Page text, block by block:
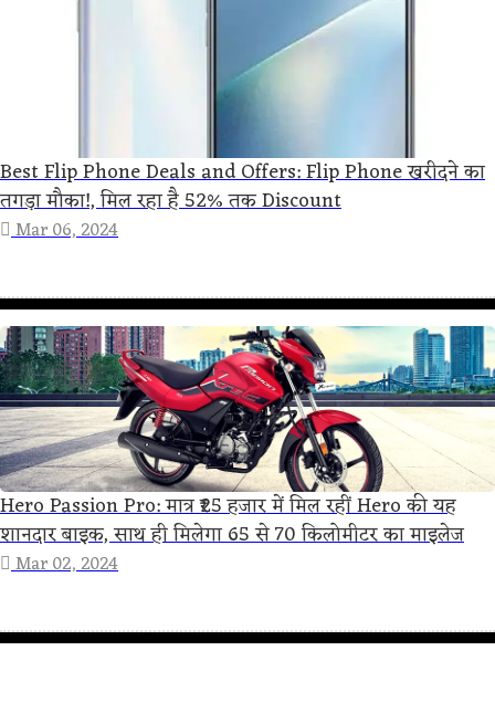
Best Flip Phone Deals and Offers: Flip Phone खरीदने का
तगड़ा मौका!, मिल रहा है 52% तक Discount
Mar 06, 2024
Hero Passion Pro: मात्र ₹25 हजार में मिल रहीं Hero की यह
शानदार बाइक, साथ ही मिलेगा 65 से 70 किलोमीटर का माइलेज
Mar 02, 2024